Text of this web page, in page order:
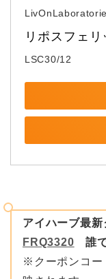
リポスフェ
LSC30/12
アイハーブ最
FRQ3320 誰で
※クーポンコー